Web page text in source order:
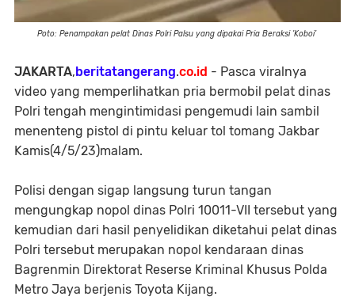
Poto: Penampakan pelat Dinas Polri Palsu yang dipakai Pria Beraksi 'Koboi'
JAKARTA,beritatangerang.co.id - Pasca viralnya
video yang memperlihatkan pria bermobil pelat dinas
Polri tengah mengintimidasi pengemudi lain sambil
menenteng pistol di pintu keluar tol tomang Jakbar
Kamis(4/5/23)malam.
Polisi dengan sigap langsung turun tangan
mengungkap nopol dinas Polri 10011-VII tersebut yang
kemudian dari hasil penyelidikan diketahui pelat dinas
Polri tersebut merupakan nopol kendaraan dinas
Bagrenmin Direktorat Reserse Kriminal Khusus Polda
Metro Jaya berjenis Toyota Kijang.